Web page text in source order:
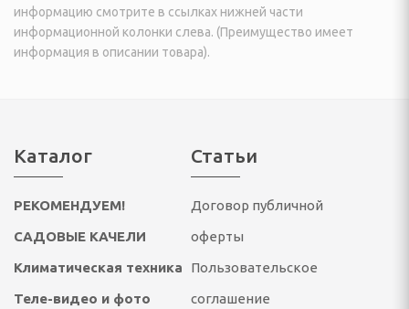
СВЧ печей
информацию смотрите в ссылках нижней части
информационной колонки слева. (Преимущество имеет
информация в описании товара).
Каталог
РЕКОМЕНДУЕМ!
САДОВЫЕ КАЧЕЛИ
Климатическая техника
Теле-видео и фото
Статьи
Договор публичной
оферты
Пользовательское
соглашение